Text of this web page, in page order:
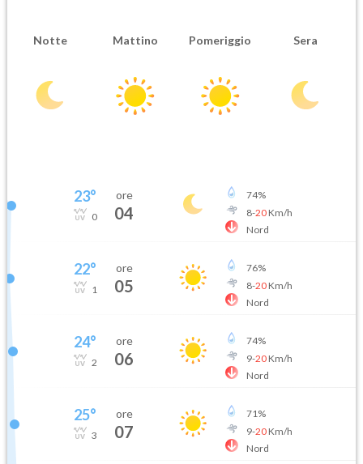
Notte Mattino Pomeriggio Sera
23°
0
ore
04
74%
8-20Km/h
Nord
22°
1
ore
05
76%
8-20Km/h
Nord
24°
2
ore
06
74%
9-20Km/h
Nord
25°
3
ore
07
71%
9-20Km/h
Nord